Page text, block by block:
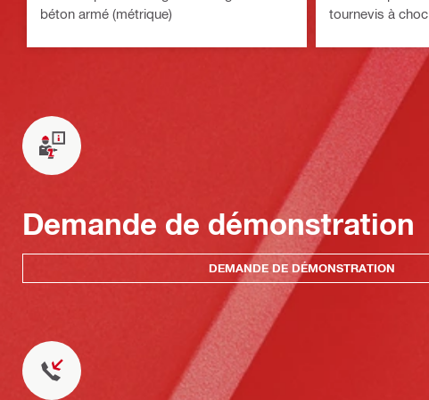
béton armé (métrique)
tournevis à choc
Demande de démonstration
DEMANDE DE DÉMONSTRATION